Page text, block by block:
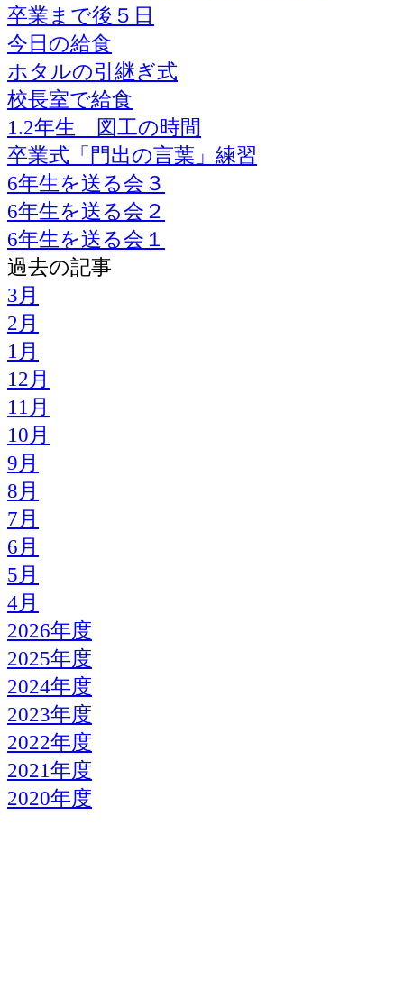
卒業まで後５日
今日の給食
ホタルの引継ぎ式
校長室で給食
1.2年生 図工の時間
卒業式「門出の言葉」練習
6年生を送る会３
6年生を送る会２
6年生を送る会１
過去の記事
3月
2月
1月
12月
11月
10月
9月
8月
7月
6月
5月
4月
2026年度
2025年度
2024年度
2023年度
2022年度
2021年度
2020年度